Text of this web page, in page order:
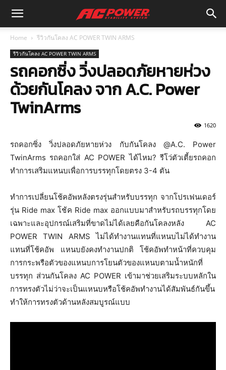
Home รีวิวกันโคลง AC POWER TWIN ARMS
รีวิวกันโคลง AC POWER TWIN ARMS
รถคอกซิ่ง วิ่งปลอดภัยหายห่วง
ด้วยกันโคลง จาก A.C. Power
TwinArms
1620
รถคอกซิ่ง วิ่งปลอดภัยหายห่วง กับกันโคลง @A.C. Power
TwinArms รถคอกใส่ AC POWER ได้ไหม? รีโว่ตัวเตี้ยรถคอก
ทำการเสริมแหนบเพื่อการบรรทุกโดยตรง 3-4 ตัน
ทำการเปลี่ยนโช้คอัพหลังตรงรุ่นสำหรับบรรทุก จากโปรเฟนเดอร์
รุ่น Ride max โช้ค Ride max ออกแบบมาสำหรับรถบรรทุกโดย
เฉพาะและอุปกรณ์เสริมที่ขาดไม่ได้เลยคือกันโคลงหลัง AC
POWER TWIN ARMS ไม่ได้ทำงานแทนที่แหนบไม่ได้ทำงาน
แทนที่โช้คอัพ แหนบยังคงทำงานปกติ โช้คอัพทำหน้าที่ควบคุม
การกระพรือตัวของแหนบการโยนตัวของแหนบตามน้ำหนักที่
บรรทุก ส่วนกันโคลง AC POWER เข้ามาช่วยเสริมระบบหลักใน
การทรงตัวไม่ว่าจะเป็นแหนบหรือโช้คอัพทำงานได้สัมพันธ์กันขึ้น
ทำให้การทรงตัวด้านหลังสมบูรณ์แบบ